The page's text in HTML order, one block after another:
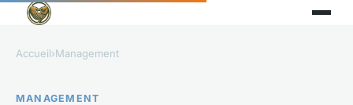
Accueil›Management
MANAGEMENT